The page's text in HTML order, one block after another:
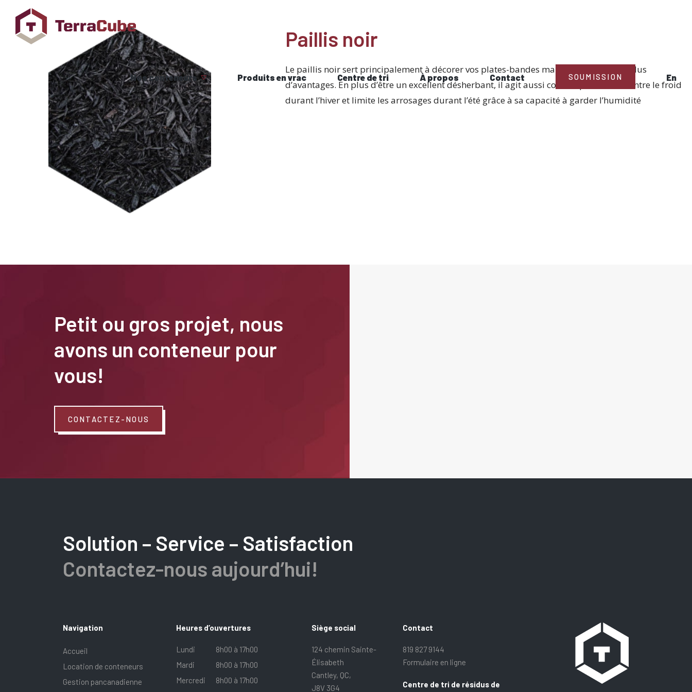
Nos conteneurs Produits en vrac Centre de tri À propos Contact SOUMISSION En
Paillis noir
Le paillis noir sert principalement à décorer vos plates-bandes mais offre beaucoup plus
d’avantages. En plus d’être un excellent désherbant, il agit aussi comme protecteur contre le froid
durant l’hiver et limite les arrosages durant l’été grâce à sa capacité à garder l’humidité
Petit ou gros projet, nous
avons un conteneur pour
vous!
CONTACTEZ-NOUS
Solution – Service – Satisfaction
Contactez-nous aujourd’hui!
Navigation
Accueil
Location de conteneurs
Gestion pancanadienne
Heures d’ouvertures
Lundi
8h00 à 17h00
Mardi
8h00 à 17h00
Mercredi
8h00 à 17h00
Siège social
124 chemin Sainte-
Élisabeth
Cantley, QC,
J8V 3G4
Contact
819 827 9144
Formulaire en ligne
Centre de tri de résidus de